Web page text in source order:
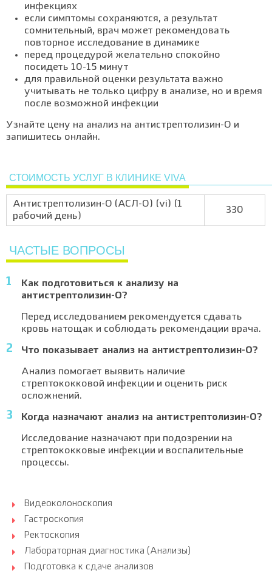
инфекциях
если симптомы сохраняются, а результат
сомнительный, врач может рекомендовать
повторное исследование в динамике
перед процедурой желательно спокойно
посидеть 10-15 минут
для правильной оценки результата важно
учитывать не только цифру в анализе, но и время
после возможной инфекции
Узнайте цену на анализ на антистрептолизин-О и
запишитесь онлайн.
СТОИМОСТЬ УСЛУГ В КЛИНИКЕ VIVA
Антистрептолизин-О (АСЛ-О) (vi) (1
рабочий день)
330
ЧАСТЫЕ ВОПРОСЫ
Как подготовиться к анализу на
антистрептолизин-О?
Перед исследованием рекомендуется сдавать
кровь натощак и соблюдать рекомендации врача.
Что показывает анализ на антистрептолизин-О?
Анализ помогает выявить наличие
стрептококковой инфекции и оценить риск
осложнений.
Когда назначают анализ на антистрептолизин-О?
Исследование назначают при подозрении на
стрептококковые инфекции и воспалительные
процессы.
Видеоколоноскопия
Гастроскопия
Ректоскопия
Лабораторная диагностика (Анализы)
Подготовка к сдаче анализов